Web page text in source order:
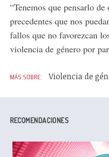
“Tenemos que pensarlo
precedentes que nos
fallos que no favorezcan
violencia de género por
Violencia de
RECOMENDACIONES